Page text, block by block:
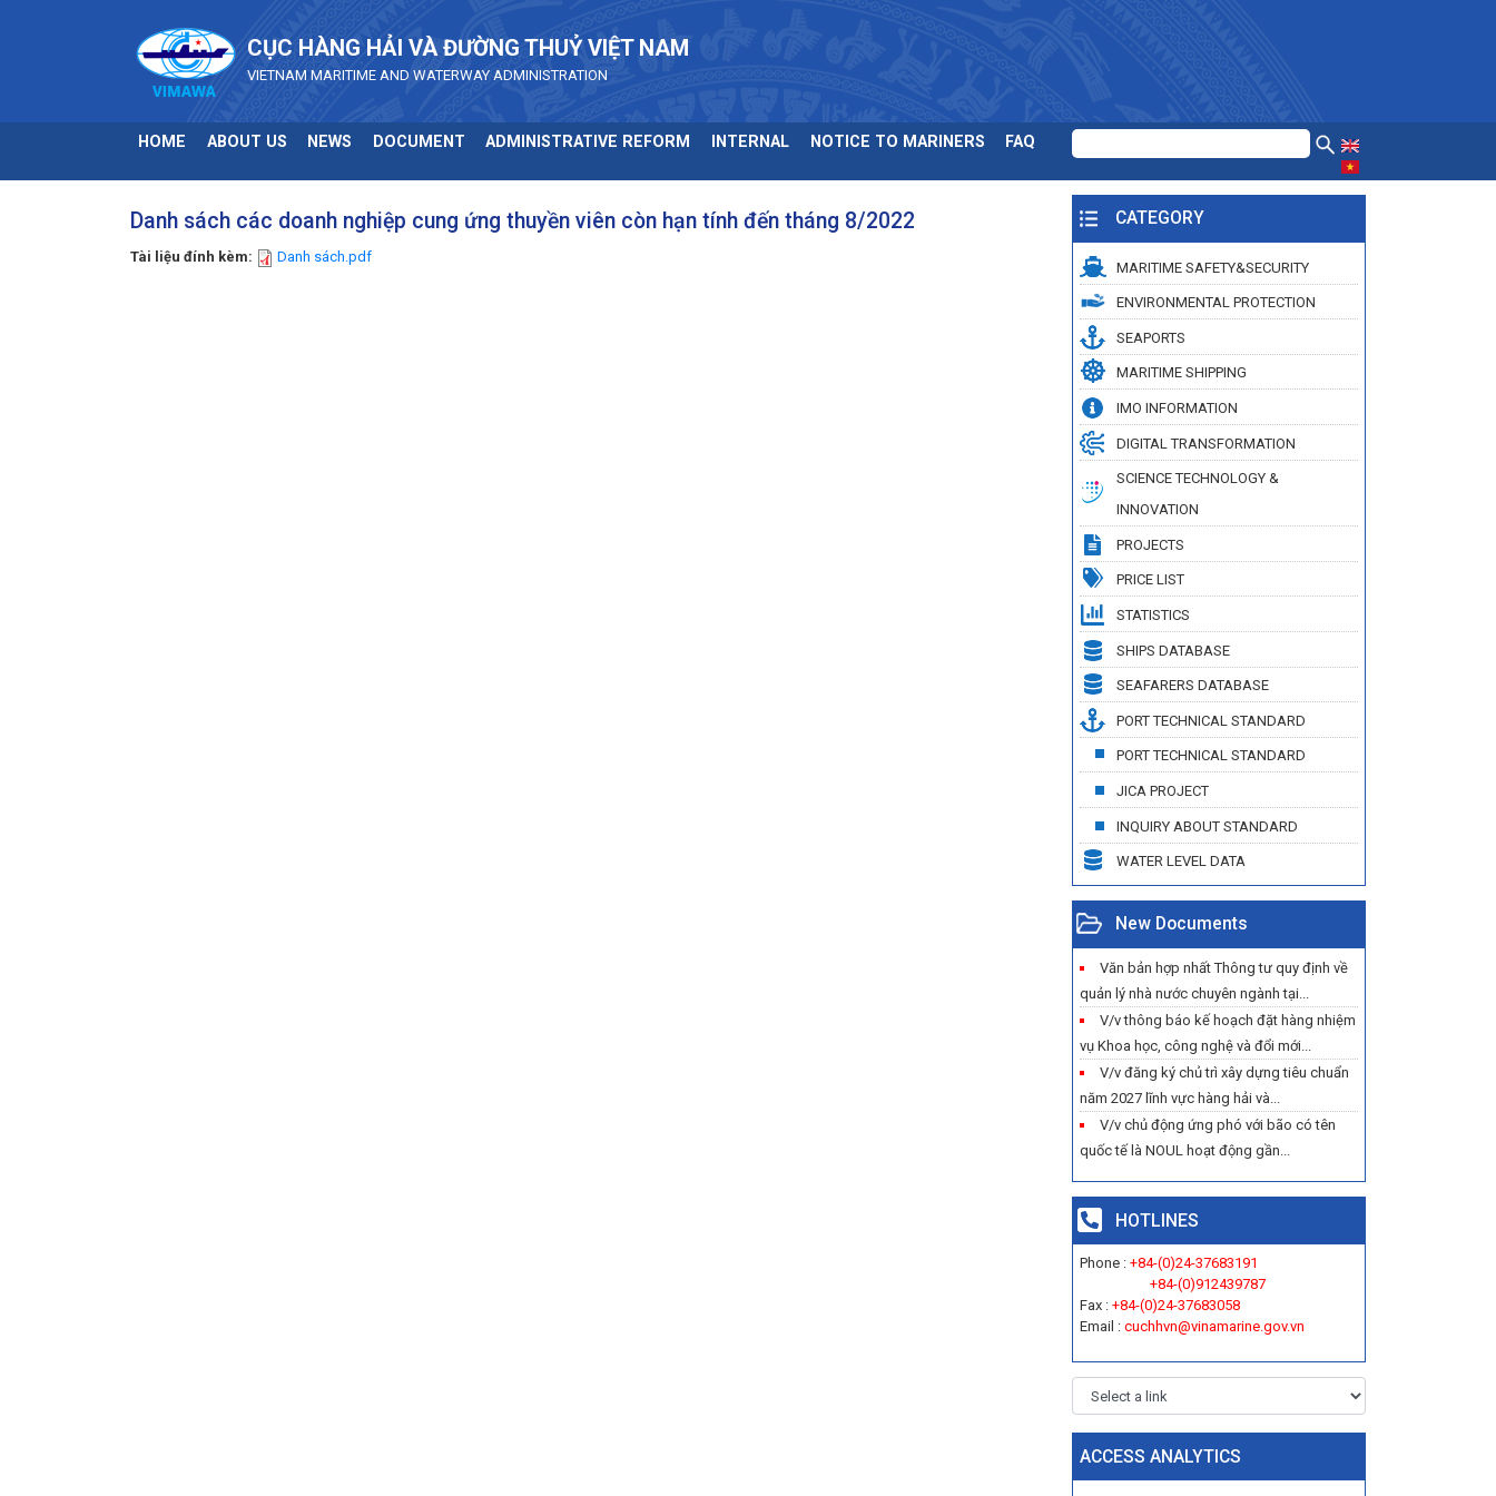
CỤC HÀNG HẢI VÀ ĐƯỜNG THUỶ VIỆT NAM
VIETNAM MARITIME AND WATERWAY ADMINISTRATION
HOME ABOUT US NEWS DOCUMENT ADMINISTRATIVE REFORM INTERNAL NOTICE TO MARINERS FAQ
Danh sách các doanh nghiệp cung ứng thuyền viên còn hạn tính đến tháng 8/2022
Tài liệu đính kèm: Danh sách.pdf
CATEGORY
MARITIME SAFETY&SECURITY
ENVIRONMENTAL PROTECTION
SEAPORTS
MARITIME SHIPPING
IMO INFORMATION
DIGITAL TRANSFORMATION
SCIENCE TECHNOLOGY &
INNOVATION
PROJECTS
PRICE LIST
STATISTICS
SHIPS DATABASE
SEAFARERS DATABASE
PORT TECHNICAL STANDARD
PORT TECHNICAL STANDARD
JICA PROJECT
INQUIRY ABOUT STANDARD
WATER LEVEL DATA
New Documents
Văn bản hợp nhất Thông tư quy định về
quản lý nhà nước chuyên ngành tại...
V/v thông báo kế hoạch đặt hàng nhiệm
vụ Khoa học, công nghệ và đổi mới...
V/v đăng ký chủ trì xây dựng tiêu chuẩn
năm 2027 lĩnh vực hàng hải và...
V/v chủ động ứng phó với bão có tên
quốc tế là NOUL hoạt động gần...
HOTLINES
Phone : +84-(0)24-37683191
+84-(0)912439787
Fax : +84-(0)24-37683058
Email : cuchhvn@vinamarine.gov.vn
ACCESS ANALYTICS